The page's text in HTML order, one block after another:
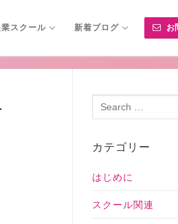
スクール 新着ブログ お
カテゴリー
はじめに
スクール関連